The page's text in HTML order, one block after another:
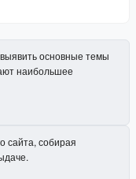
основные темы
наибольшее
сайта, собирая